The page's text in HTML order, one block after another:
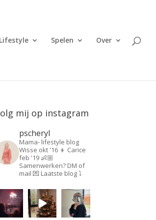
Lifestyle Spelen Over
mij op instagram
pscheryl
Mama- lifestyle blog
Wisse okt '16 👦 Carice
feb '19 👶🏼
Samenwerken? DM of
mail 💌 Laatste blog ⤵️